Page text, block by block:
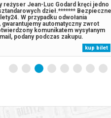
reżyser Jean-Luc Godard kręci jedno
dzieł.******* Bezpieczne
W przypadku odwołania
gwarantujemy automatyczny zwrot
komunikatem wysyłanym
podany podczas zakupu.
kup bilet